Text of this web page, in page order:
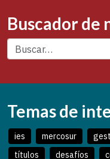
Buscador de
Temas de
ies mercosur
títulos
desafíos